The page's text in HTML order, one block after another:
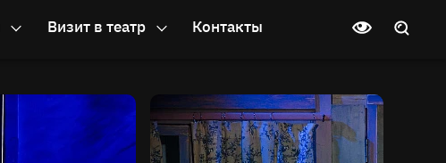
Визит в театр Контакты